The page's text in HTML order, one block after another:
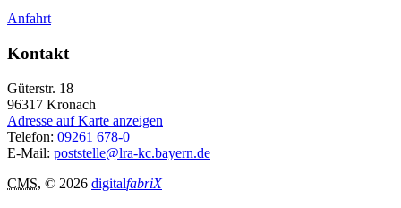
Anfahrt
Kontakt
Güterstr. 18
96317 Kronach
Adresse auf Karte anzeigen
Telefon: 09261 678-0
E-Mail: poststelle@lra-kc.bayern.de
CMS, © 2026 digitalfabriX